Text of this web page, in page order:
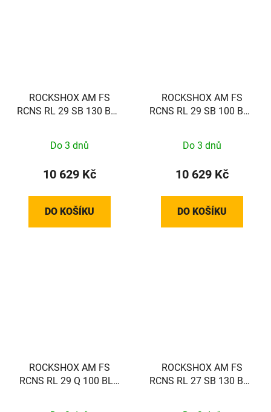
ROCKSHOX AM FS
RCNS RL 29 SB 130 BLK
Do 3 dnů
10 629 Kč
DO KOŠÍKU
ROCKSHOX AM FS
RCNS RL 29 SB 100 BLK
Do 3 dnů
10 629 Kč
DO KOŠÍKU
ROCKSHOX AM FS
RCNS RL 29 Q 100 BLK
ROCKSHOX AM FS
RCNS RL 27 SB 130 BLK